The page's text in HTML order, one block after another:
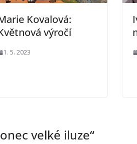
Kovalová:
výročí
1. 5. 2023
velké iluze“